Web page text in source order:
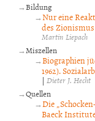
Bildung
Nur eine
des
Martin Liepach
Miszellen
Biographien
1962).
| Dieter J. Hecht
Quellen
Die
Baeck